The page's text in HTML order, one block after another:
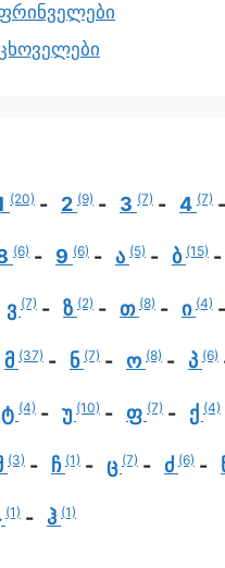
(20) 2 (9) 3 (7) 4 (7)
(6) 9 (6) ა (5) ბ (15)
ვ (7) ზ (2) თ (8) ი (4)
მ (37) ნ (7) ო (8) პ (6)
ტ (4) უ (10) ფ (7) ქ (4)
(3) ჩ (1) ც (7) ძ (6)
(1) ჰ (1)